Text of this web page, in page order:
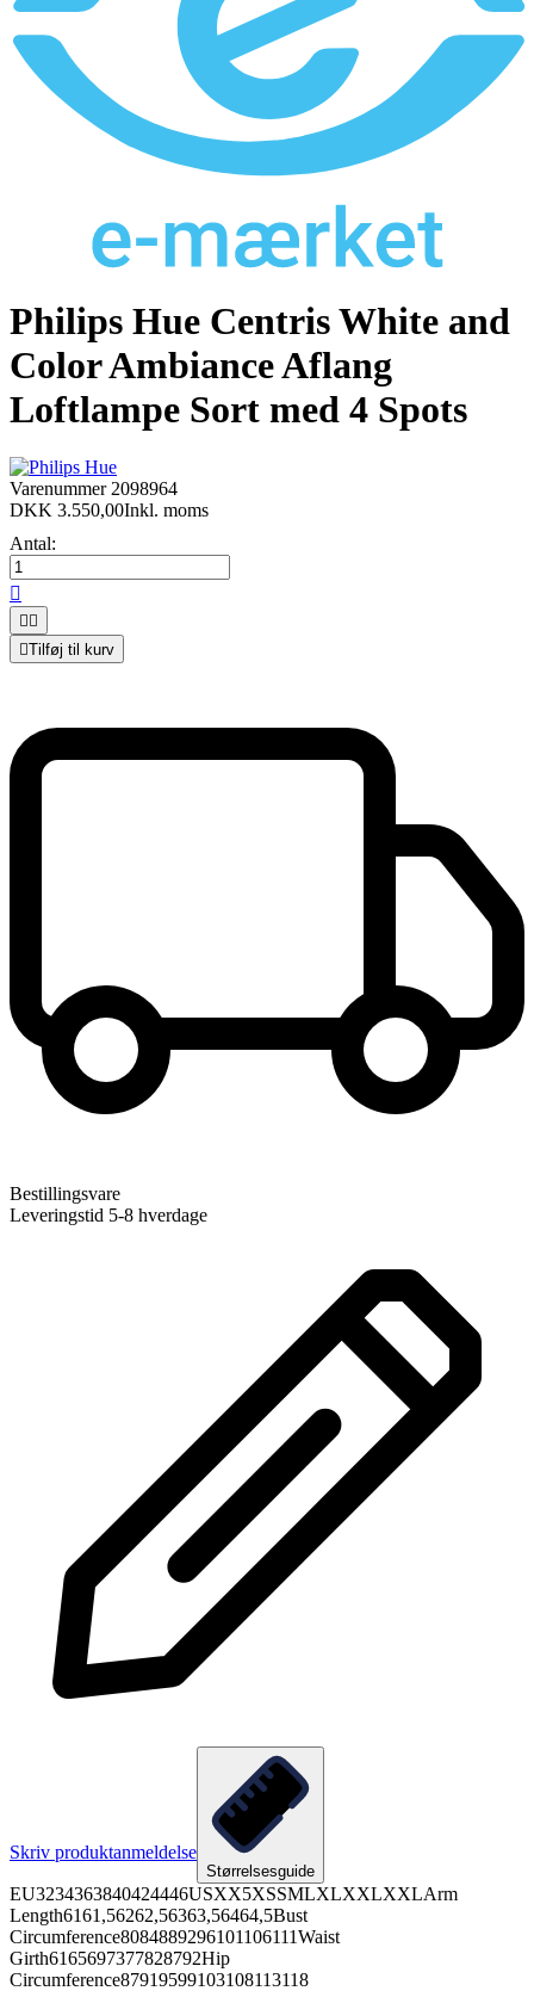
Philips Hue Centris White and
Color Ambiance Aflang
Loftlampe Sort med 4 Spots
Varenummer 2098964
DKK 3.550,00Inkl. moms
Antal:

 
Tilføj til kurv
Bestillingsvare
Leveringstid 5-8 hverdage
Skriv produktanmeldelse
Størrelsesguide
EU3234363840424446USXX5XSSMLXLXXLXXLArm
Length6161,56262,56363,56464,5Bust
Circumference8084889296101106111Waist
Girth6165697377828792Hip
Circumference87919599103108113118